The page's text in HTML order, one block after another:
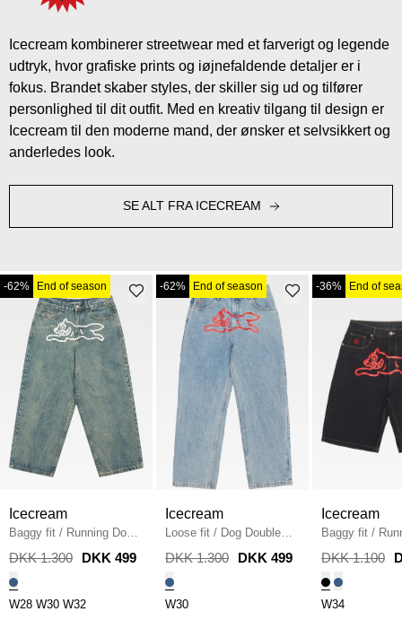
Icecream kombinerer streetwear med et farverigt og legende
udtryk, hvor grafiske prints og iøjnefaldende detaljer er i
fokus. Brandet skaber styles, der skiller sig ud og tilfører
personlighed til dit outfit. Med en kreativ tilgang til design er
Icecream til den moderne mand, der ønsker et selvsikkert og
anderledes look.
SE ALT FRA ICECREAM
-62% End of season
Icecream
Baggy fit / Running Dog
Triple Scoop
VINTAGE
DKK 1.300 DKK 499
W28 W30 W32
-62% End of season
Icecream
Loose fit / Dog Double
Scoop Pant
DENIM
DKK 1.300 DKK 499
W30
-36% End of
Icecream
Baggy fit /
Shorts
DKK 1.100
W34